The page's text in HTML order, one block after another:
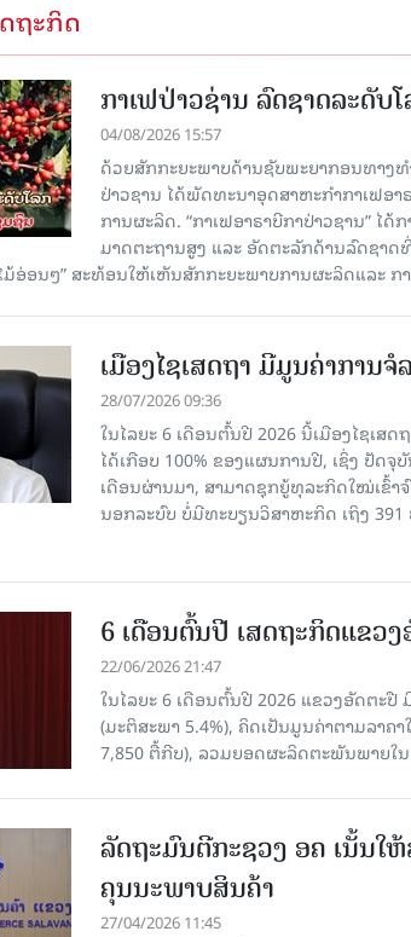
ຖະກິດ
ກາເຟປ່າວຊ່ານ ລົດຊາດລະດັບ
04/08/2026 15:57
ດ້ວຍສັກກະຍະພາບດ້ານຊັບພະຍາກອນທາງ
ປ່າວຊານ ໄດ້ພັດທະນາອຸດສາຫະກຳກາເຟອາ
ການຜະລິດ. “ກາເຟອາຣາບີກາປ່າວຊານ”
ມາດຕະຖານສູງ ແລະ ອັດຕະລັກດ້ານລົດຊາ
ອ່ອນໆ” ສະທ້ອນໃຫ້ເຫັນສັກກະຍະພາບການຜະລິດແລະ ກ
ເມືອງໄຊເສດຖາ ມີມູນຄ່າການ
28/07/2026 09:36
ໃນໄລຍະ 6 ເດືອນຕົ້ນປີ 2026 ນີ້ເມືອງໄຊເ
ໄດ້ເກືອບ 100% ຂອງແຜນການປີ, ເຊິ່ງ
ເດືອນຜ່ານມາ, ສາມາດຊຸກຍູ້ທຸລະກິດໃໝ່ເ
ນອກລະບົບ ບໍ່ມີທະບຽນວິສາຫະກິດ ເຖິງ
6 ເດືອນຕົ້ນປີ ເສດຖະກິດແຂວ
22/06/2026 21:47
ໃນໄລຍະ 6 ເດືອນຕົ້ນປີ 2026 ແຂວງອັດຕະ
(ມະຕິສະພາ 5.4%), ຄິດເປັນມູນຄ່າຕາມລາຄ
7,850 ຕື້ກີບ), ລວມຍອດຜະລິດຕະພັນພາຍໃ
ລັດຖະມົນຕີກະຊວງ ອຄ ເນັ້ນໃຫ້
ຄຸນນະພາບສິນຄ້າ
27/04/2026 11:45